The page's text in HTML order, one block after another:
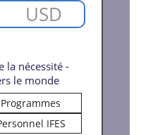
USD
la nécessité -
le monde
Programmes
IFES